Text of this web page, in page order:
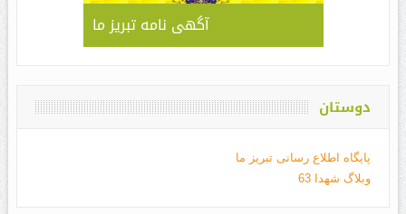
آگهی نامه تبریز ما
دوستان
پایگاه اطلاع رسانی تبریز ما
وبلاگ شهدا 63